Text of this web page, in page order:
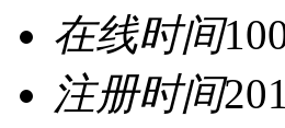
在线时间
注册时间